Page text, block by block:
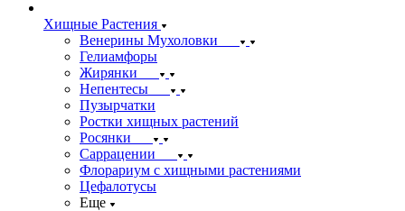
Хищные Растения
Венерины Мухоловки
Гелиамфоры
Жирянки
Непентесы
Пузырчатки
Ростки хищных растений
Росянки
Саррацении
Флорариум с хищными растениями
Цефалотусы
Еще